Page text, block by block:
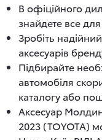
В офіційного
знайдете все
Зробіть
аксесуарів
Підбирайте
автомобіля
каталогу або
Аксесуар
2023 (TOYOTA)